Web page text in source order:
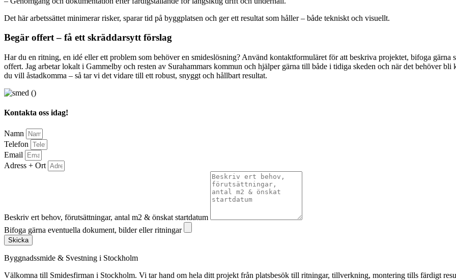
Det här arbetssättet minimerar risker, sparar tid på byggplatsen och ger ett resultat som håller – både tekniskt och visuellt.
Begär offert – få ett skräddarsytt förslag
Har du en ritning, en idé eller ett problem som behöver en smideslösning? Använd kontaktformuläret för att beskriva projektet, bifoga
offert. Jag arbetar lokalt i Gammelby och resten av Surahammars kommun och hjälper gärna till både i tidiga skeden och när det behöver
du vill åstadkomma – så tar vi det vidare till ett robust, snyggt och hållbart resultat.
Kontakta oss idag!
Namn
Telefon
Email
Adress + Ort
Beskriv ert behov, förutsättningar, antal m2 & önskat startdatum
Bifoga gärna eventuella dokument, bilder eller ritningar
Skicka
Byggnadssmide & Svestning i Stockholm
Välkomna till Smidesfirman i Stockholm. Vi tar hand om hela ditt projekt från platsbesök till ritningar, tillverkning, montering tills färdigt